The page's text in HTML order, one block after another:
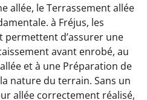
allée, le Terrassement allée
à Fréjus, les
permettent d’assurer une
avant enrobé, au
et à une Préparation de
nature du terrain. Sans un
allée correctement réalisé,